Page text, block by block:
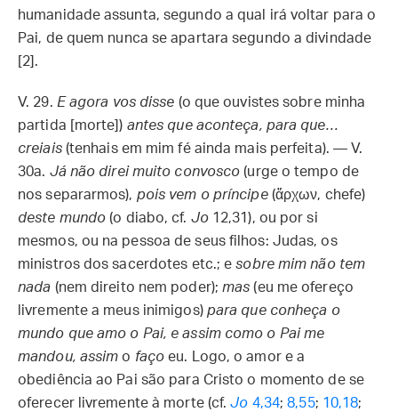
humanidade assunta, segundo a qual irá voltar para o
Pai, de quem nunca se apartara segundo a divindade
[2].
V. 29. E agora vos disse (o que ouvistes sobre minha
partida [morte]) antes que aconteça, para que…
creiais(tenhais em mim fé ainda mais perfeita). — V.
30a. Já não direi muito convosco (urge o tempo de
nos separarmos), pois vem o príncipe (ἄρχων, chefe)
deste mundo (o diabo, cf. Jo12,31), ou por si
mesmos, ou na pessoa de seus filhos: Judas, os
ministros dos sacerdotes etc.; e sobre mim não tem
nada (nem direito nem poder);mas (eu me ofereço
livremente a meus inimigos)para que conheça o
mundo que amo o Pai, e assim como o Pai me
mandou, assimo faço eu. Logo, o amor e a
obediência ao Pai são para Cristo o momento de se
oferecer livremente à morte (cf.Jo 4,34;8,55; 10,18;